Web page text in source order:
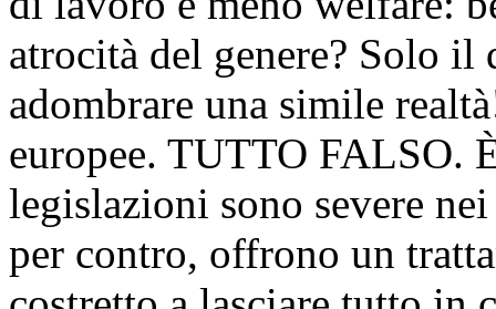
atrocità del genere? Solo
adombrare una simile
europee. TUTTO FALSO.
legislazioni sono severe
per contro, offrono un